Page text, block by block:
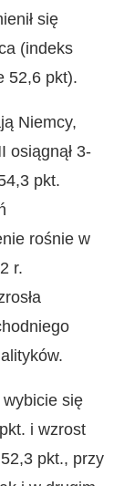
się
(indeks
52,6 pkt).
Niemcy,
osiągnął 3-
pkt.
rośnie w
r.
się
i wzrost
pkt., przy